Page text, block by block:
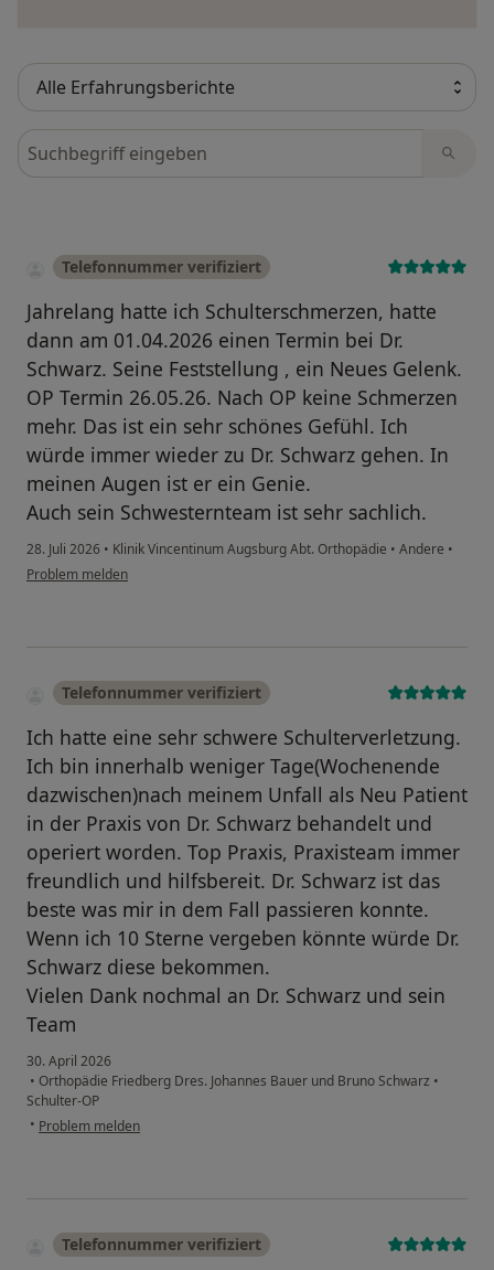
Bewertungen durchsuchen
Telefonnummer verifiziert
Jahrelang hatte ich Schulterschmerzen, hatte
dann am 01.04.2026 einen Termin bei Dr.
Schwarz. Seine Feststellung , ein Neues Gelenk.
OP Termin 26.05.26. Nach OP keine Schmerzen
mehr. Das ist ein sehr schönes Gefühl. Ich
würde immer wieder zu Dr. Schwarz gehen. In
meinen Augen ist er ein Genie.
Auch sein Schwesternteam ist sehr sachlich.
28. Juli 2026 • Klinik Vincentinum Augsburg Abt. Orthopädie • Andere •
Problem melden
Telefonnummer verifiziert
Ich hatte eine sehr schwere Schulterverletzung.
Ich bin innerhalb weniger Tage(Wochenende
dazwischen)nach meinem Unfall als Neu Patient
in der Praxis von Dr. Schwarz behandelt und
operiert worden. Top Praxis, Praxisteam immer
freundlich und hilfsbereit. Dr. Schwarz ist das
beste was mir in dem Fall passieren konnte.
Wenn ich 10 Sterne vergeben könnte würde Dr.
Schwarz diese bekommen.
Vielen Dank nochmal an Dr. Schwarz und sein
Team
30. April 2026
• Orthopädie Friedberg Dres. Johannes Bauer und Bruno Schwarz •
Schulter-OP
• Problem melden
Telefonnummer verifiziert